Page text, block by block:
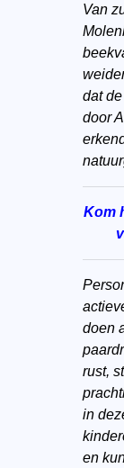
Van
dat
door
Kom
doen
rust,
in
en